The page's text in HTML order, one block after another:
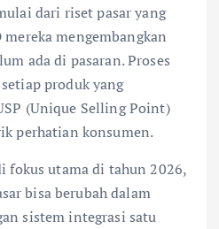
dari riset pasar yang
mengembangkan
ada di pasaran. Proses
produk yang
(Unique Selling Point)
perhatian konsumen.
fokus utama di tahun 2026,
bisa berubah dalam
sistem integrasi satu